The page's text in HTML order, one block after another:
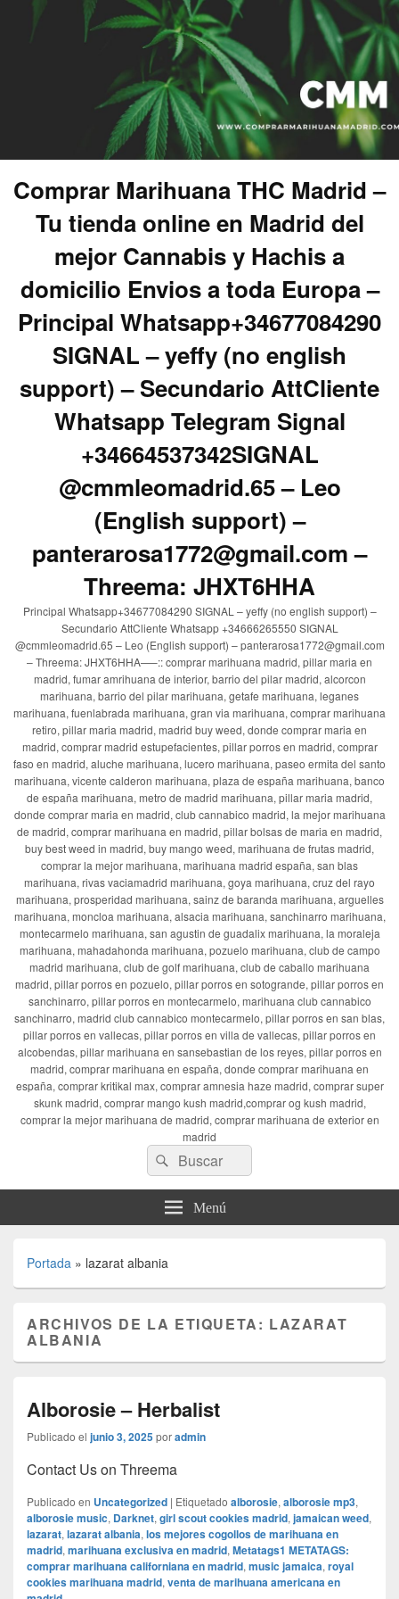
Comprar Marihuana THC Madrid –
Tu tienda online en Madrid del
mejor Cannabis y Hachis a
domicilio Envios a toda Europa –
Principal Whatsapp+34677084290
SIGNAL – yeffy (no english
support) – Secundario AttCliente
Whatsapp Telegram Signal
+34664537342SIGNAL
@cmmleomadrid.65 – Leo
(English support) –
panterarosa1772@gmail.com –
Threema: JHXT6HHA
Principal Whatsapp+34677084290 SIGNAL – yeffy (no english support) –
Secundario AttCliente Whatsapp +34666265550 SIGNAL
@cmmleomadrid.65 – Leo (English support) – panterarosa1772@gmail.com
– Threema: JHXT6HHA—–:: comprar marihuana madrid, pillar maria en
madrid, fumar amrihuana de interior, barrio del pilar madrid, alcorcon
marihuana, barrio del pilar marihuana, getafe marihuana, leganes
marihuana, fuenlabrada marihuana, gran via marihuana, comprar marihuana
retiro, pillar maria madrid, madrid buy weed, donde comprar maria en
madrid, comprar madrid estupefacientes, pillar porros en madrid, comprar
faso en madrid, aluche marihuana, lucero marihuana, paseo ermita del santo
marihuana, vicente calderon marihuana, plaza de españa marihuana, banco
de españa marihuana, metro de madrid marihuana, pillar maria madrid,
donde comprar maria en madrid, club cannabico madrid, la mejor marihuana
de madrid, comprar marihuana en madrid, pillar bolsas de maria en madrid,
buy best weed in madrid, buy mango weed, marihuana de frutas madrid,
comprar la mejor marihuana, marihuana madrid españa, san blas
marihuana, rivas vaciamadrid marihuana, goya marihuana, cruz del rayo
marihuana, prosperidad marihuana, sainz de baranda marihuana, arguelles
marihuana, moncloa marihuana, alsacia marihuana, sanchinarro marihuana,
montecarmelo marihuana, san agustin de guadalix marihuana, la moraleja
marihuana, mahadahonda marihuana, pozuelo marihuana, club de campo
madrid marihuana, club de golf marihuana, club de caballo marihuana
madrid, pillar porros en pozuelo, pillar porros en sotogrande, pillar porros en
sanchinarro, pillar porros en montecarmelo, marihuana club cannabico
sanchinarro, madrid club cannabico montecarmelo, pillar porros en san blas,
pillar porros en vallecas, pillar porros en villa de vallecas, pillar porros en
alcobendas, pillar marihuana en sansebastian de los reyes, pillar porros en
madrid, comprar marihuana en españa, donde comprar marihuana en
españa, comprar kritikal max, comprar amnesia haze madrid, comprar super
skunk madrid, comprar mango kush madrid,comprar og kush madrid,
comprar la mejor marihuana de madrid, comprar marihuana de exterior en
madrid
Buscar
por:
Buscar
Menú
Portada » lazarat albania
ARCHIVOS DE LA ETIQUETA: LAZARAT
ALBANIA
Alborosie – Herbalist
Publicado el junio 3, 2025poradmin
Contact Us on Threema
Publicado en Uncategorized | Etiquetado alborosie, alborosie mp3,
alborosie music, Darknet, girl scout cookies madrid, jamaican weed,
lazarat, lazarat albania, los mejores cogollos de marihuana en
madrid, marihuana exclusiva en madrid, Metatags1 METATAGS:
comprar marihuana californiana en madrid, music jamaica, royal
cookies marihuana madrid, venta de marihuana americana en